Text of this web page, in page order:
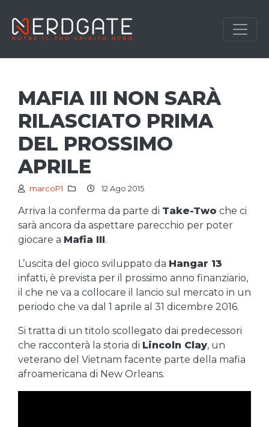
MAFIA III NON SARÀ
RILASCIATO PRIMA
DEL PROSSIMO
APRILE
marcoP1 12 Ago 2015
Arriva la conferma da parte di Take-Two che ci
sarà ancora da aspettare parecchio per poter
giocare a Mafia III.
L’uscita del gioco sviluppato da Hangar 13
infatti, è prevista per il prossimo anno finanziario,
il che ne va a collocare il lancio sul mercato in un
periodo che va dal 1 aprile al 31 dicembre 2016.
Si tratta di un titolo scollegato dai predecessori
che racconterà la storia di Lincoln Clay, un
veterano del Vietnam facente parte della mafia
afroamericana di New Orleans.